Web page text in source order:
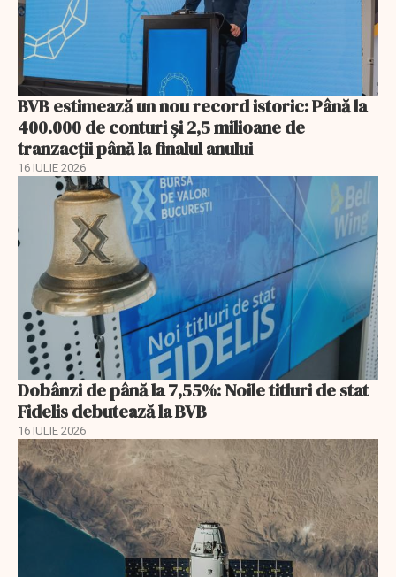
BVB estimează un nou record istoric: Până la
400.000 de conturi și 2,5 milioane de
tranzacții până la finalul anului
16 IULIE 2026
Dobânzi de până la 7,55%: Noile titluri de stat
Fidelis debutează la BVB
16 IULIE 2026